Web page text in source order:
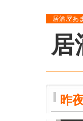
居酒屋あ
居
昨